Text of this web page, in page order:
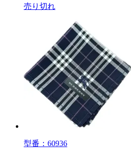
売り切れ
型番：60936